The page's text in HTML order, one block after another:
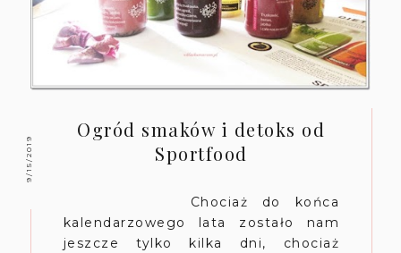
9/15/2019
Ogród smaków i detoks od
Sportfood
Chociaż do końca
kalendarzowego lata zostało nam
jeszcze tylko kilka dni, chociaż